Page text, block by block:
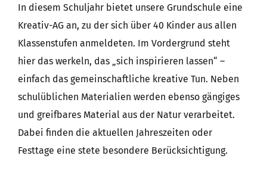
Suche
nach:
In diesem Schuljahr bietet unsere Grundschule eine
Kreativ-AG an, zu der sich über 40 Kinder aus allen
Klassenstufen anmeldeten. Im Vordergrund steht
hier das werkeln, das „sich inspirieren lassen“ –
einfach das gemeinschaftliche kreative Tun. Neben
schulüblichen Materialien werden ebenso gängiges
und greifbares Material aus der Natur verarbeitet.
Dabei finden die aktuellen Jahreszeiten oder
Festtage eine stete besondere Berücksichtigung.